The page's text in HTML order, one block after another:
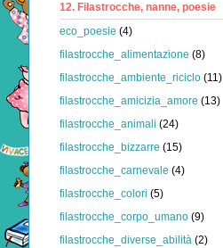
12. Filastrocche, nanne, poesie
eco_poesie (4)
filastrocche_alimentazione (8)
filastrocche_ambiente_riciclo (11)
filastrocche_amicizia_amore (13)
filastrocche_animali (24)
filastrocche_bizzarre (15)
filastrocche_carnevale (4)
filastrocche_colori (5)
filastrocche_corpo_umano (9)
filastrocche_diverse_abilità (2)